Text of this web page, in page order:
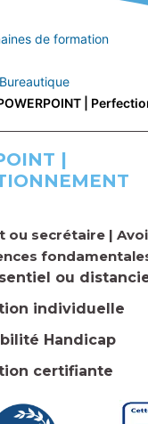
de formation
|
|
ou secrétaire |
ou
individuelle
Handicap
certifiante